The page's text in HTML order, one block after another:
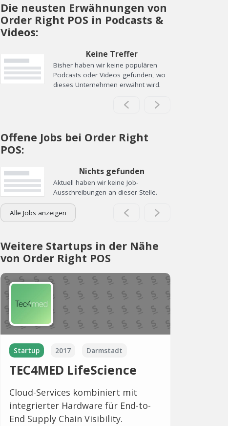
Die neusten Erwähnungen von
Order Right POS in Podcasts &
Videos:
Keine Treffer
Bisher haben wir keine populären
Podcasts oder Videos gefunden, wo
dieses Unternehmen erwähnt wird.
Offene Jobs bei Order Right
POS:
Nichts gefunden
Aktuell haben wir keine Job-
Ausschreibungen an dieser Stelle.
Alle Jobs anzeigen
Weitere Startups in der Nähe
von Order Right POS
Startup 2017 Darmstadt
TEC4MED LifeScience
Cloud-Services kombiniert mit
integrierter Hardware für End-to-
End Supply Chain Visibility.